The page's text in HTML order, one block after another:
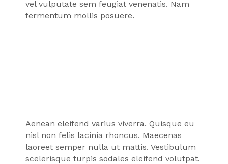
vel vulputate sem feugiat venenatis. Nam
fermentum mollis posuere.
Aenean eleifend varius viverra. Quisque eu
nisl non felis lacinia rhoncus. Maecenas
laoreet semper nulla ut mattis. Vestibulum
scelerisque turpis sodales eleifend volutpat.